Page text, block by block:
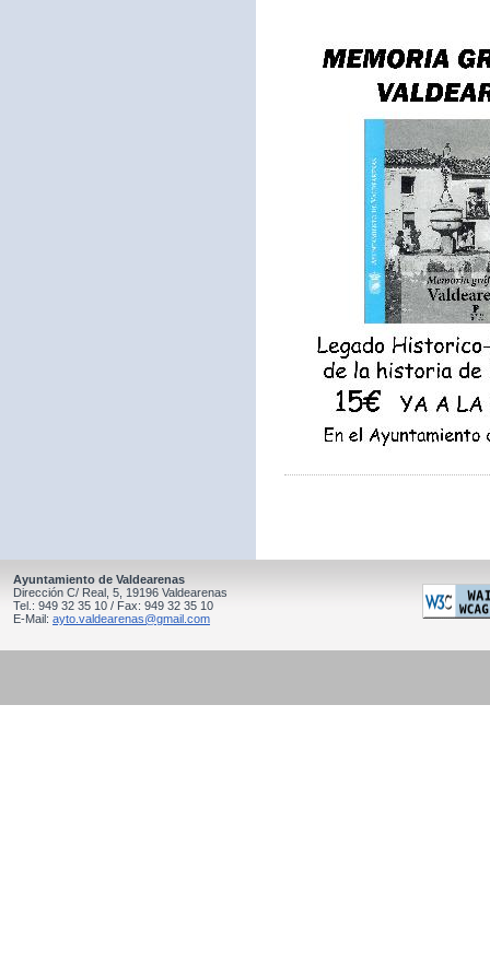
Ayuntamiento de Valdearenas
Dirección C/ Real, 5, 19196 Valdearenas
Tel.: 949 32 35 10 / Fax: 949 32 35 10
E-Mail: ayto.valdearenas@gmail.com